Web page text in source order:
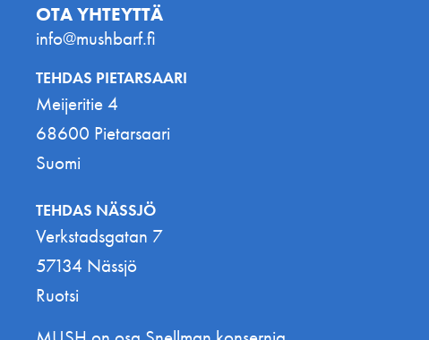
OTA YHTEYTTÄ
info@mushbarf.fi
TEHDAS PIETARSAARI
Meijeritie 4
68600 Pietarsaari
Suomi
TEHDAS NÄSSJÖ
Verkstadsgatan 7
57134 Nässjö
Ruotsi